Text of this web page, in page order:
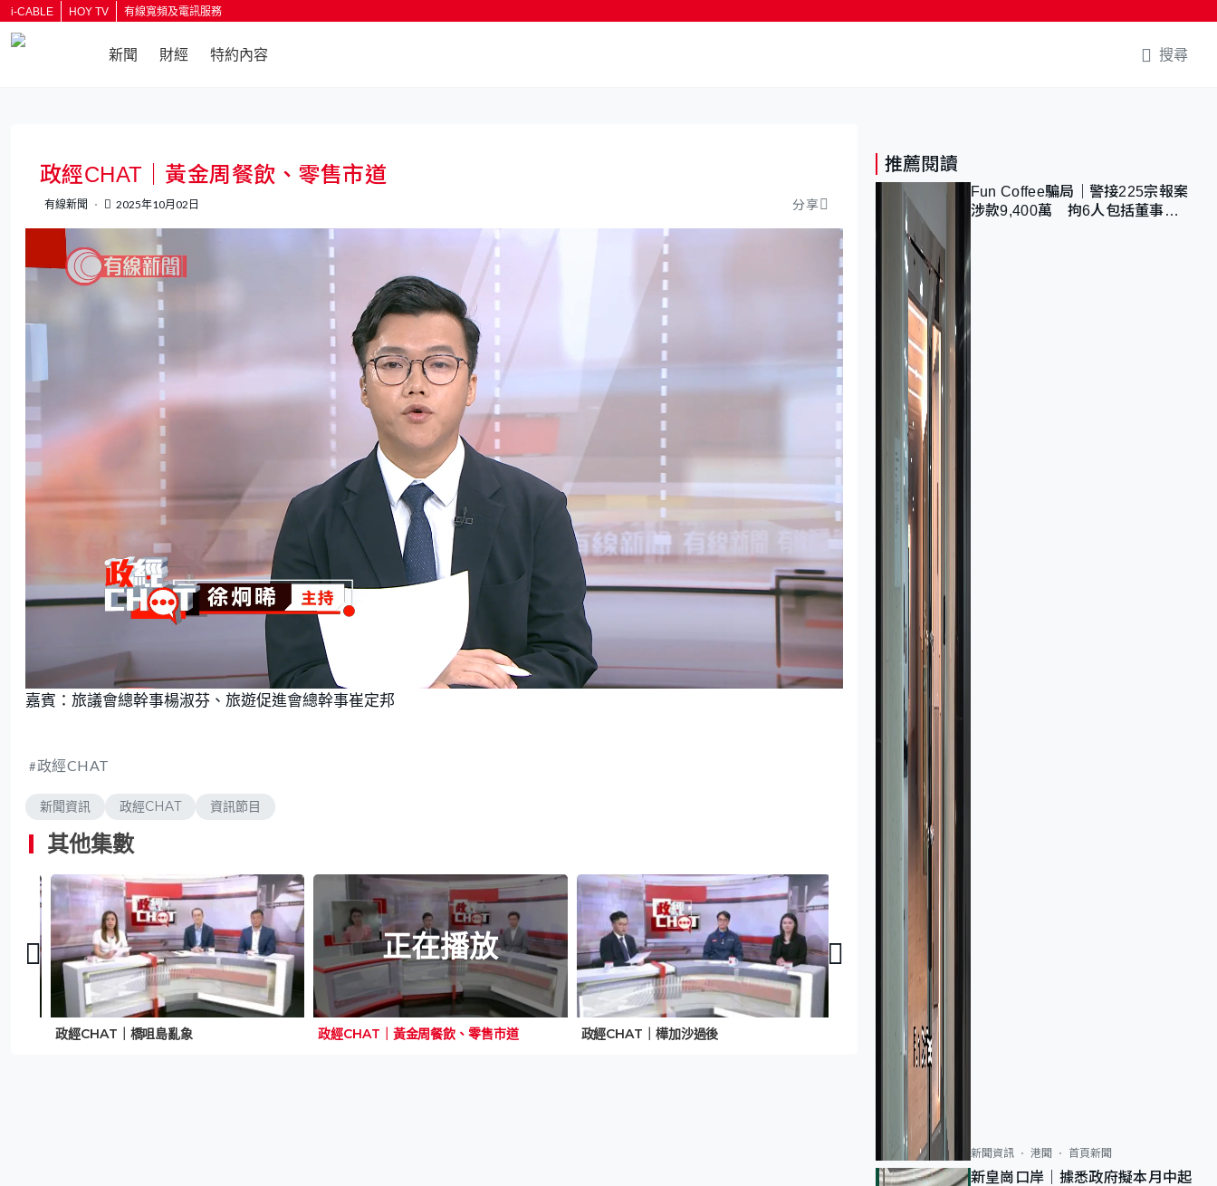
i-CABLE HOY TV 有線寬頻及電訊服務
新聞 財經 特約內容 搜尋
政經CHAT｜黃金周餐飲、零售市道
有線新聞 2025年10月02日 分享
n
m
u
o
a
d
嘉賓：旅議會總幹事楊淑芬、旅遊促進會總幹事崔定邦
政經CHAT
新聞資訊 政經CHAT 資訊節目
其他集數
政經CHAT｜橋咀島亂象
正在播放
政經CHAT｜黃金周餐飲、零售市道 政經CHAT｜樺加沙過後 政經CHAT｜施政報告前瞻
推薦閱讀
Fun Coffee騙局｜警接225宗報案
涉款9,400萬 拘6人包括董事股
新聞資訊 港聞 首頁新聞
新皇崗口岸｜據悉政府擬本月中起